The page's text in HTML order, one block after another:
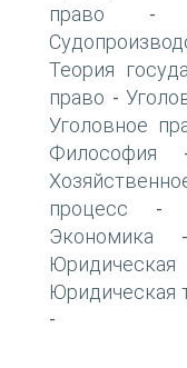
право
Теория
право -
Уголовное
Философия
процесс -
Экономика
Юридическая
-